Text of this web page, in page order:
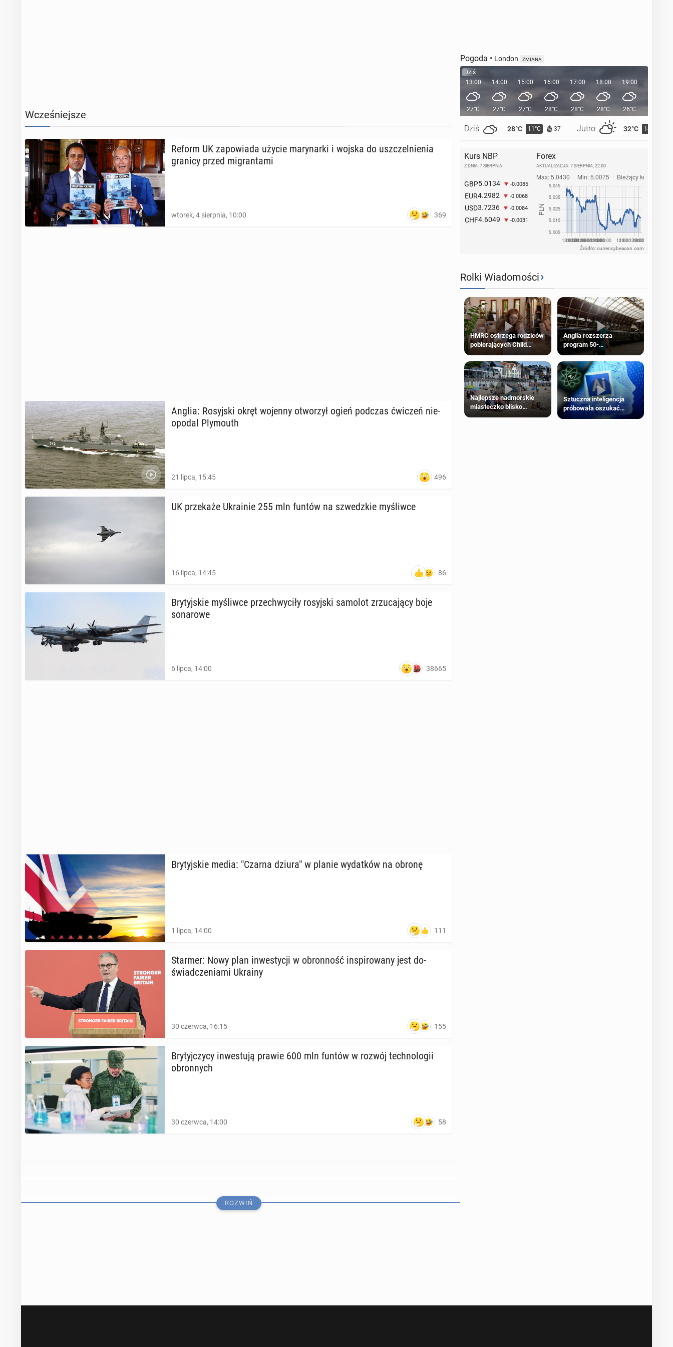
Wcześniejsze
Reform UK za­po­wia­da użycie ma­ry­nar­ki i wojska do uszczel­nie­nia
granicy przed mi­gran­ta­mi
wtorek, 4 sierpnia, 10:00 369
Anglia: Ro­syj­ski okręt wojenny otwo­rzył ogień podczas ćwiczeń nie­
opo­dal Ply­mo­uth
21 lipca, 15:45 496
UK prze­ka­że Ukra­inie 255 mln funtów na szwedz­kie my­śliw­ce
16 lipca, 14:45 86
Bry­tyj­skie my­śliw­ce prze­chwy­ci­ły ro­syj­ski samolot zrzu­ca­ją­cy boje
so­na­ro­we
6 lipca, 14:00 38665
Bry­tyj­skie media: "Czarna dziura" w planie wy­dat­ków na obronę
1 lipca, 14:00 111
Starmer: Nowy plan in­we­sty­cji w obron­ność in­spi­ro­wa­ny jest do­
świad­cze­nia­mi Ukrainy
30 czerwca, 16:15 155
Bry­tyj­czy­cy in­we­stu­ją prawie 600 mln funtów w rozwój tech­no­lo­gii
obron­nych
30 czerwca, 14:00 58
ROZWIŃ
Pogoda • London ZMIANA
Dziś
13:00
27°C
Dziś 28°C 11°C 37 Jutro 32°C 14°C
14:00
27°C
15:00
27°C
16:00
28°C
17:00
28°C
18:00
28°C
19:00
26°C
Kurs NBP
Z DNIA: 7 SIERPNIA
GBP5.0134 -0.0085
EUR4.2982 -0.0068
USD3.7236 -0.0084
CHF4.6049 -0.0031
Forex
AKTUALIZACJA: 7 SIERPNIA, 22:00
Źródło: currencybeacon.com
Rolki Wiadomości›
HMRC ostrzega rodziców
pobierających Child
Benefit. Mogą być
zobowiązani do zwrotu
zasiłku
Anglia rozszerza
program 50-
procentowych zniżek
kolejowych na 18-latków
Najlepsze nadmorskie
miasteczko blisko
Sztuczna inteligencja
próbowała oszukać
człowieka